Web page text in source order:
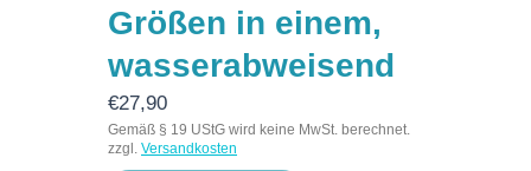
Größen in einem,
wasserabweisend
€27,90
Gemäß § 19 UStG wird keine MwSt. berechnet.
zzgl. Versandkosten